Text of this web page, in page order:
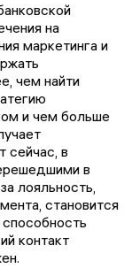
на
маркетинга и
чем найти
и чем больше
сейчас, в
в
лояльность,
становится
контакт